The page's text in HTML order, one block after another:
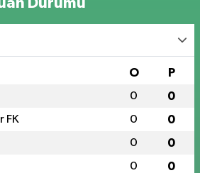
O P
0 0
FK 0 0
0 0
0 0